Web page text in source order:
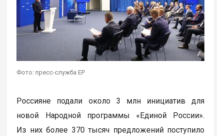
Фото: пресс-служба ЕР
Россияне подали около 3 млн инициатив для
новой Народной программы «Единой России».
Из них более 370 тысяч предложений поступило